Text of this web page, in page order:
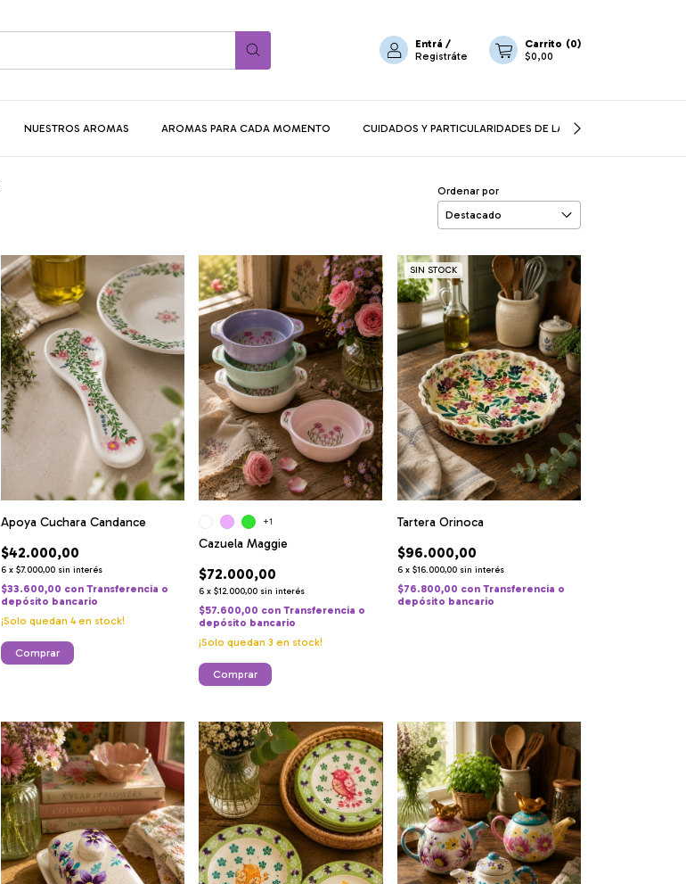
Entrá /
Registráte
Carrito (0)
$0,00
NUESTROS AROMAS AROMAS PARA CADA MOMENTO CUIDADOS Y PARTICULARIDADES DE LA CERÁMICA
Ordenar por
Apoya Cuchara Candance
$42.000,00
6 x $7.000,00 sin interés
$33.600,00 con Transferencia o
depósito bancario
¡Solo quedan 4en stock!
Cazuela Maggie
$72.000,00
6 x$12.000,00 sin interés
$57.600,00 con Transferencia o
depósito bancario
¡Solo quedan3 en stock!
+1
Comprar
SIN STOCK
Tartera Orinoca
$96.000,00
6 x $16.000,00 sin interés
$76.800,00 con Transferencia o
depósito bancario